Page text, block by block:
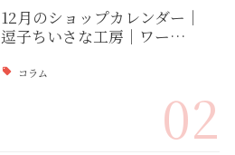
12月のショップカレンダー｜
逗子ちいさな工房｜ワー…
コラム
02